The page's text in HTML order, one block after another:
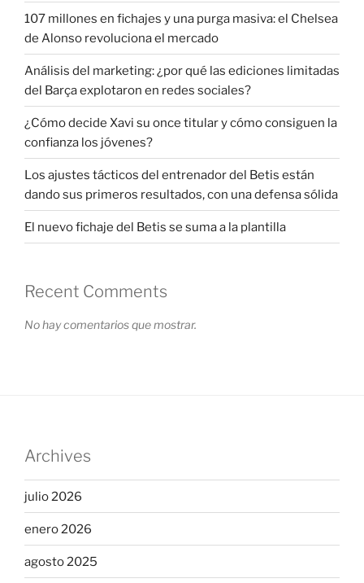
107 millones en fichajes y una purga masiva: el Chelsea
de Alonso revoluciona el mercado
Análisis del marketing: ¿por qué las ediciones limitadas
del Barça explotaron en redes sociales?
¿Cómo decide Xavi su once titular y cómo consiguen la
confianza los jóvenes?
Los ajustes tácticos del entrenador del Betis están
dando sus primeros resultados, con una defensa sólida
El nuevo fichaje del Betis se suma a la plantilla
Recent Comments
No hay comentarios que mostrar.
Archives
julio 2026
enero 2026
agosto 2025